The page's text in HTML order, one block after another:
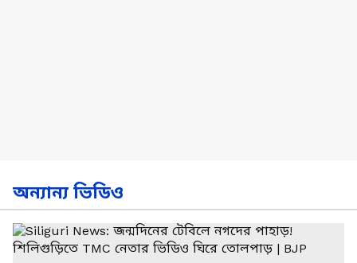
অন্যান্য ভিডিও